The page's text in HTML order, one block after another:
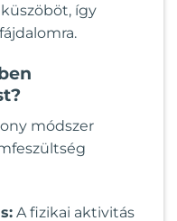
így
módszer
A fizikai aktivitás